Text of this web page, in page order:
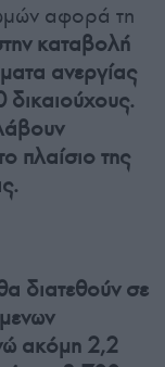
αφορά τη
καταβολή
ανεργίας
πλαίσιο της
διατεθούν σε
ακόμη 2,2